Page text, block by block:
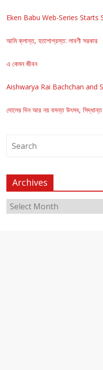
Eken Babu Web-Series Starts
আমি ক্লান্ত, হতাশাগ্রস্ত: লাবণী সরকার
এ কেমন জীবন
Aishwarya Rai Bachchan and
দোলের দিন আর নয় বসন্ত উৎসব, সিদ্ধান্ত
Archives